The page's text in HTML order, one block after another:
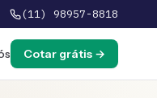
(11) 98957-8818
Cotar grátis →